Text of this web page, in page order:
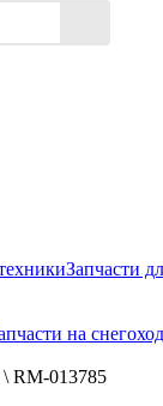
Запчасти
на
RM-013785